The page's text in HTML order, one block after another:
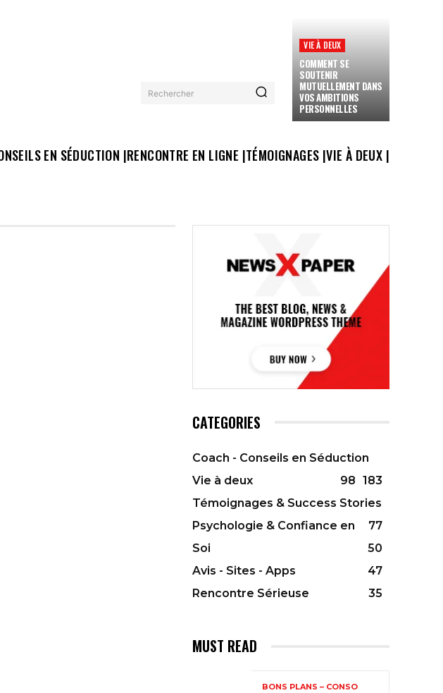
Rechercher
VIE À DEUX
COMMENT SE
SOUTENIR
MUTUELLEMENT DANS
VOS AMBITIONS
PERSONNELLES
EN SÉDUCTION |RENCONTRE EN LIGNE |TÉMOIGNAGES |VIE À DEUX |
CATEGORIES
Coach - Conseils en Séduction
183
Vie à deux
98
Témoignages & Success Stories
77
Psychologie & Confiance en
Soi
50
Avis - Sites - Apps
47
Rencontre Sérieuse
35
MUST READ
BONS PLANS – CONSO